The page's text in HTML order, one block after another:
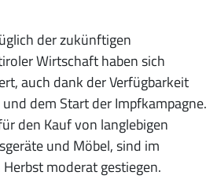
der zukünftigen
Wirtschaft haben sich
auch dank der Verfügbarkeit
dem Start der Impfkampagne.
den Kauf von langlebigen
und Möbel, sind im
moderat gestiegen.